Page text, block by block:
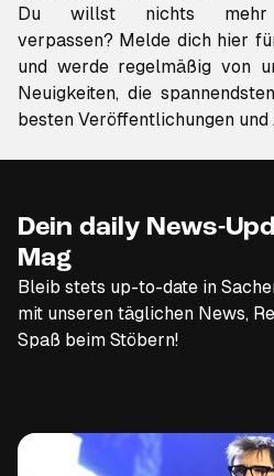
Du willst nichts
verpassen? Melde dich hier
und werde regelmäßig von
Neuigkeiten, die
besten Veröffentlichungen
Dein daily News-
Mag
Bleib stets up-to-date in
mit unseren täglichen News,
Spaß beim Stöbern!